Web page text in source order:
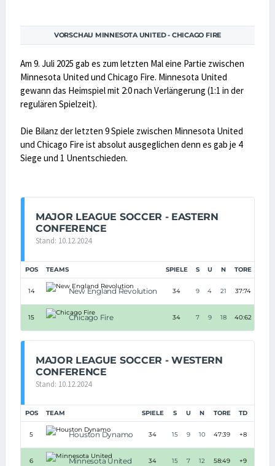
VORSCHAU MINNESOTA UNITED - CHICAGO FIRE
Am 9. Juli 2025 gab es zum letzten Mal eine Partie zwischen
Minnesota United und Chicago Fire. Minnesota United
gewann das Heimspiel mit 2:0 nach Verlängerung (1:1 in der
regulären Spielzeit).
Die Bilanz der letzten 9 Spiele zwischen Minnesota United
und Chicago Fire ist absolut ausgeglichen denn es gab je 4
Siege und 1 Unentschieden.
MAJOR LEAGUE SOCCER - EASTERN
CONFERENCE
Stand: 10.12.2024
POS TEAMS SPIELE S U N TORE
14 New England Revolution 34 9 4 21 37:74
15 Chicago Fire 34 7 9 18 40:62
MAJOR LEAGUE SOCCER - WESTERN
CONFERENCE
Stand: 10.12.2024
POS TEAM SPIELE S U N TORE TD
5 Houston Dynamo 34 15 9 10 47:39 +8
6 Minnesota United 34 15 7 12 58:49 +9